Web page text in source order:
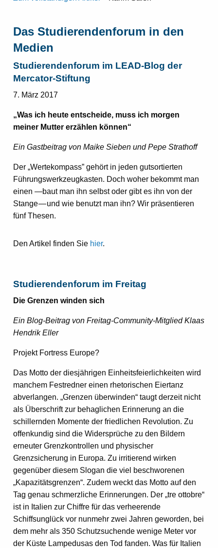
Das Studierendenforum in den
Medien
Studierendenforum im LEAD-Blog der
Mercator-Stiftung
7. März 2017
„Was ich heute entscheide, muss ich morgen
meiner Mutter erzählen können“
Ein Gastbeitrag von Maike Sieben und Pepe Strathoff
Der „Wertekompass” gehört in jeden gutsortierten
Führungswerkzeugkasten. Doch woher bekommt man
einen —baut man ihn selbst oder gibt es ihn von der
Stange — und wie benutzt man ihn? Wir präsentieren
fünf Thesen.
Den Artikel finden Sie hier.
Studierendenforum im Freitag
Die Grenzen winden sich
Ein Blog-Beitrag von Freitag-Community-Mitglied Klaas
Hendrik Eller
Projekt Fortress Europe?
Das Motto der diesjährigen Einheitsfeierlichkeiten wird
manchem Festredner einen rhetorischen Eiertanz
abverlangen. „Grenzen überwinden“ taugt derzeit nicht
als Überschrift zur behaglichen Erinnerung an die
schillernden Momente der friedlichen Revolution. Zu
offenkundig sind die Widersprüche zu den Bildern
erneuter Grenzkontrollen und physischer
Grenzsicherung in Europa. Zu irritierend wirken
gegenüber diesem Slogan die viel beschworenen
„Kapazitätsgrenzen“. Zudem weckt das Motto auf den
Tag genau schmerzliche Erinnerungen. Der „tre ottobre“
ist in Italien zur Chiffre für das verheerende
Schiffsunglück vor nunmehr zwei Jahren geworden, bei
dem mehr als 350 Schutzsuchende wenige Meter vor
der Küste Lampedusas den Tod fanden. Was für Italien